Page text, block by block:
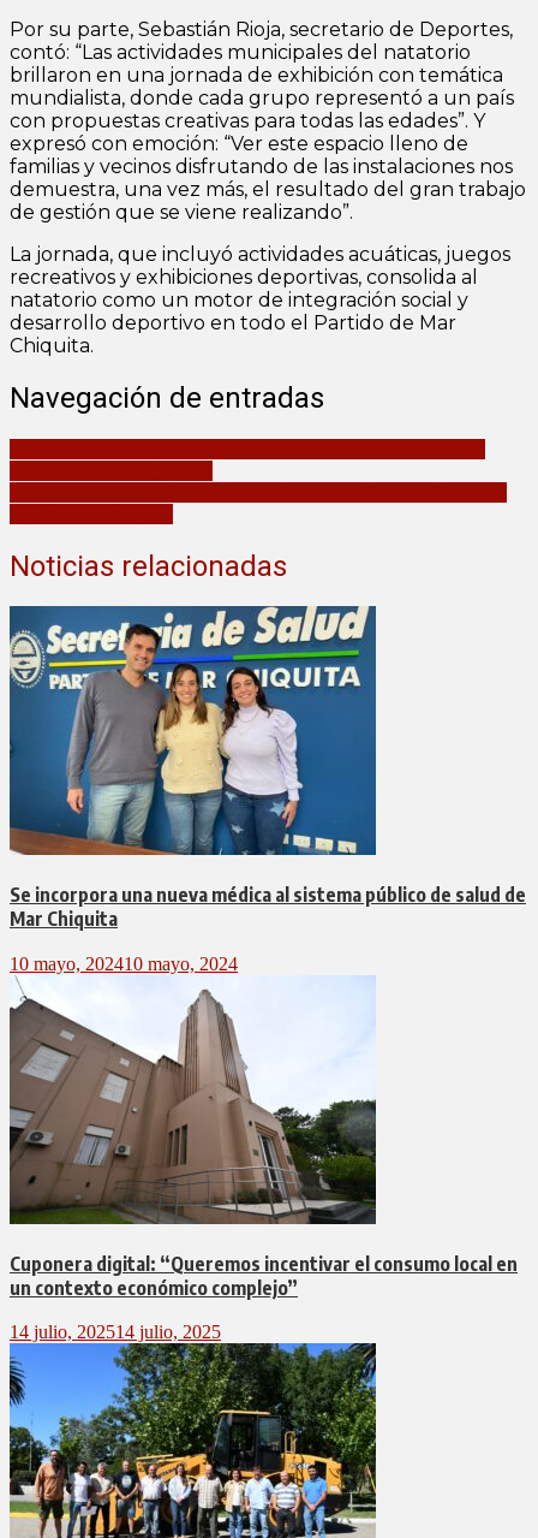
Por su parte, Sebastián Rioja, secretario de Deportes,
contó: “Las actividades municipales del natatorio
brillaron en una jornada de exhibición con temática
mundialista, donde cada grupo representó a un país
con propuestas creativas para todas las edades”. Y
expresó con emoción: “Ver este espacio lleno de
familias y vecinos disfrutando de las instalaciones nos
demuestra, una vez más, el resultado del gran trabajo
de gestión que se viene realizando”.
La jornada, que incluyó actividades acuáticas, juegos
recreativos y exhibiciones deportivas, consolida al
natatorio como un motor de integración social y
desarrollo deportivo en todo el Partido de Mar
Chiquita.
Navegación de entradas
Noticias relacionadas
Se incorpora una nueva médica al sistema público de salud de
Mar Chiquita
10 mayo, 202410 mayo, 2024
Cuponera digital: “Queremos incentivar el consumo local en
un contexto económico complejo”
14 julio, 202514 julio, 2025